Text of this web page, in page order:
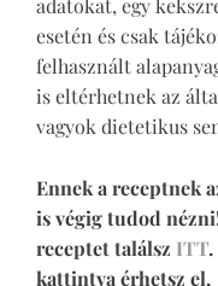
adatokat, egy
esetén és csak
felhasznált
is eltérhetnek az
vagyok dietetikus
Ennek a receptnek
is végig tudod
receptet találsz ITT.
kattintva érhetsz el.